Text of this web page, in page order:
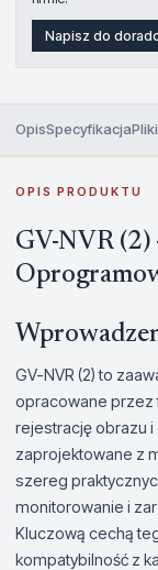
Napisz do
OpisSpecyfikacja
OPIS PRODUKTU
GV-NVR (2)
GV-NVR (2) to
opracowane przez
rejestrację obrazu i
zaprojektowane z
szereg
monitorowanie i
Kluczową cechą
kompatybilność z